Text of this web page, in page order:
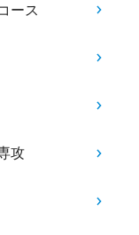
ース
攻